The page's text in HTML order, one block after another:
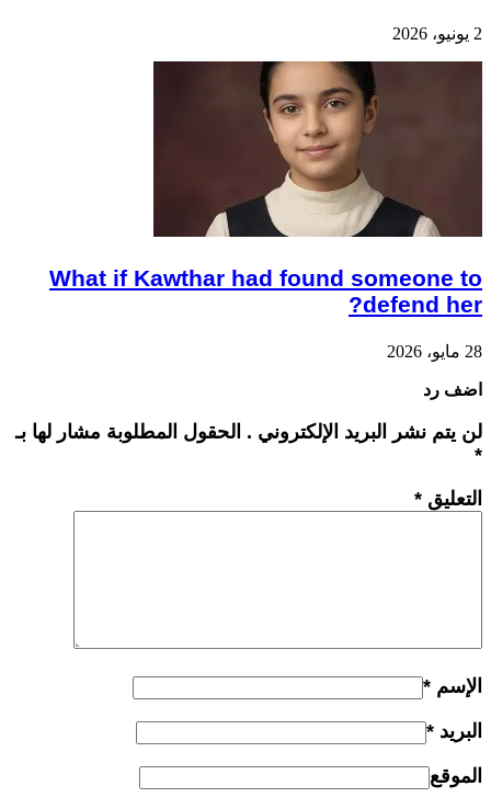
2 يونيو، 2026
What if Kawthar had found someone to
defend her?
28 مايو، 2026
اضف رد
لن يتم نشر البريد الإلكتروني . الحقول المطلوبة مشار لها بـ
*
التعليق *
الإسم *
البريد *
الموقع